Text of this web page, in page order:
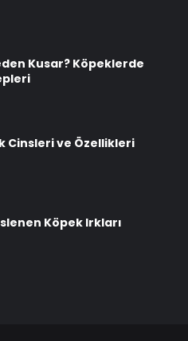
Kusar? Köpeklerde
Cinsleri ve Özellikleri
Köpek Irkları